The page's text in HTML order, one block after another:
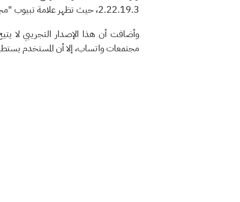
2.22.19.3، حيث تظهر علامة تبيوب "مجتمعات" بدلاً من علامة تبويب الكاميرا.
وأضافت أن هذا الإصدار التجريبي لا
مجتمعات واتساب، إلا أن المستخدم